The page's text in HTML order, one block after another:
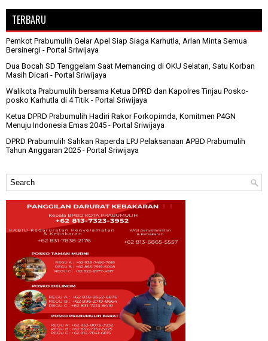
TERBARU
Pemkot Prabumulih Gelar Apel Siap Siaga Karhutla, Arlan Minta Semua
Bersinergi - Portal Sriwijaya
Dua Bocah SD Tenggelam Saat Memancing di OKU Selatan, Satu Korban
Masih Dicari - Portal Sriwijaya
Walikota Prabumulih bersama Ketua DPRD dan Kapolres Tinjau Posko-
posko Karhutla di 4 Titik - Portal Sriwijaya
Ketua DPRD Prabumulih Hadiri Rakor Forkopimda, Komitmen P4GN
Menuju Indonesia Emas 2045 - Portal Sriwijaya
DPRD Prabumulih Sahkan Raperda LPJ Pelaksanaan APBD Prabumulih
Tahun Anggaran 2025 - Portal Sriwijaya